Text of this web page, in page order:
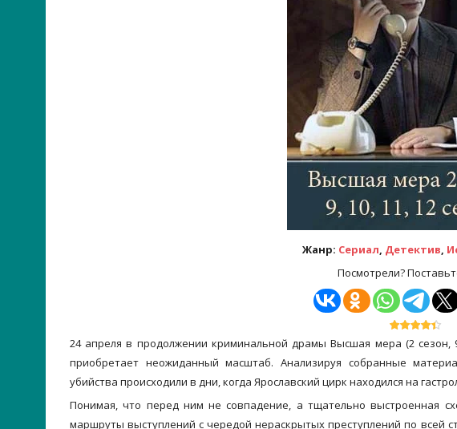
Жанр: Сериал, Детектив,
Посмотрели?
24 апреля в продолжении криминальной драмыВысшая мера (2 сезон,
приобретает неожиданный масштаб. Анализируя собранные
убийства происходили в дни, когда Ярославский цирк находился на
Понимая, что перед ним не совпадение, а тщательно выстроенная
маршруты выступлений с чередой нераскрытых преступлений по всей